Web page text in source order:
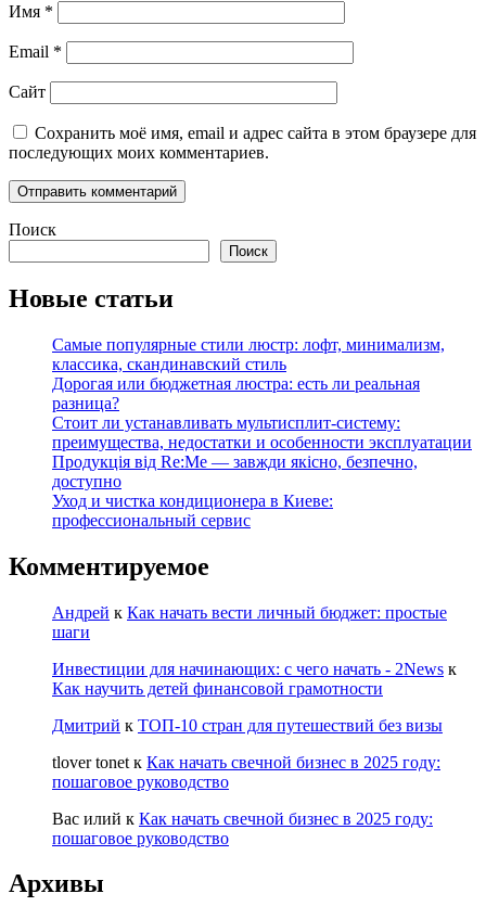
Имя *
Email *
Сайт
Сохранить моё имя, email и адрес сайта в этом браузере для
последующих моих комментариев.
Поиск
Поиск
Новые статьи
Самые популярные стили люстр: лофт, минимализм,
классика, скандинавский стиль
Дорогая или бюджетная люстра: есть ли реальная
разница?
Стоит ли устанавливать мультисплит-систему:
преимущества, недостатки и особенности эксплуатации
Продукція від Re:Me — завжди якісно, безпечно,
доступно
Уход и чистка кондиционера в Киеве:
профессиональный сервис
Комментируемое
Андрей к Как начать вести личный бюджет: простые
шаги
Инвестиции для начинающих: с чего начать - 2News к
Как научить детей финансовой грамотности
Дмитрий к ТОП-10 стран для путешествий без визы
tlover tonet к Как начать свечной бизнес в 2025 году:
пошаговое руководство
Вас илий к Как начать свечной бизнес в 2025 году:
пошаговое руководство
Архивы